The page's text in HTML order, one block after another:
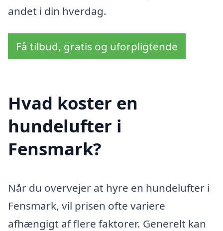
andet i din hverdag.
Få tilbud, gratis og uforpligtende
Hvad koster en
hundelufter i
Fensmark?
Når du overvejer at hyre en hundelufter i
Fensmark, vil prisen ofte variere
afhængigt af flere faktorer. Generelt kan